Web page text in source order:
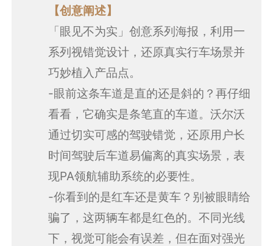
【创意阐述】
「眼见不为实」创意系列海报，利用一
系列视错觉设计，还原真实行车场景并
巧妙植入产品点。
-眼前这条车道是直的还是斜的？再仔细
看看，它确实是条笔直的车道。沃尔沃
通过切实可感的驾驶错觉，还原用户长
时间驾驶后车道易偏离的真实场景，表
现PA领航辅助系统的必要性。
-你看到的是红车还是黄车？别被眼睛给
骗了，这两辆车都是红色的。不同光线
下，视觉可能会有误差，但在面对强光